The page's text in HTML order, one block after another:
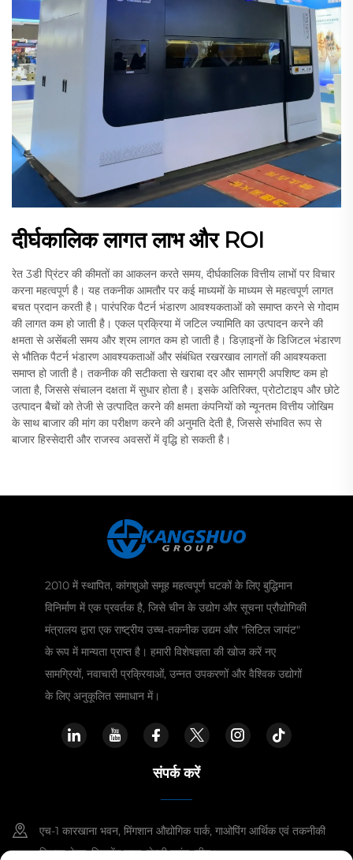
दीर्घकालिक लागत लाभ और ROI
रेत 3डी प्रिंटर की कीमतों का आकलन करते समय, दीर्घकालिक वित्तीय लाभों पर विचार
करना महत्वपूर्ण है। यह तकनीक आमतौर पर कई माध्यमों के माध्यम से महत्वपूर्ण लागत
बचत प्रदान करती है। पारंपरिक पैटर्न भंडारण आवश्यकताओं को समाप्त करने से गोदाम
की लागत कम हो जाती है। एकल प्रक्रिया में जटिल ज्यामिति का उत्पादन करने की
क्षमता से असेंबली समय और श्रम लागत कम हो जाती है। डिज़ाइनों के डिजिटल भंडारण
से भौतिक पैटर्न भंडारण आवश्यकताओं और संबंधित रखरखाव लागतों की आवश्यकता
समाप्त हो जाती है। तकनीक की सटीकता से खराबा दर और सामग्री अपशिष्ट कम हो
जाता है, जिससे संचालन दक्षता में सुधार होता है। इसके अतिरिक्त, प्रोटोटाइप और छोटे
उत्पादन बैचों को तेजी से उत्पादित करने की क्षमता कंपनियों को न्यूनतम वित्तीय जोखिम
के साथ बाजार की मांग का परीक्षण करने की अनुमति देती है, जिससे संभावित रूप से
बाजार हिस्सेदारी और राजस्व अवसरों में वृद्धि हो सकती है।
2010 में स्थापित, कांगशुओ समूह महत्वपूर्ण घटकों के लिए बुद्धिमान
विनिर्माण में एक प्रवर्तक है, जिसे चीन के उद्योग और सूचना प्रौद्योगिकी
मंत्रालय द्वारा एक राष्ट्रीय उच्च-तकनीक उद्यम और "लिटिल जायंट"
के रूप में मान्यता प्राप्त है। हमारी विशेषज्ञता की खोज करें नए
सामग्रियों, नवाचारी प्रक्रियाओं, उन्नत उपकरणों और वैश्विक उद्योगों
के लिए अनुकूलित समाधान में।
संपर्क करें
एच-1 कारखाना भवन, मिंगशान औद्योगिक पार्क, गाओपिंग आर्थिक एवं तकनीकी
विकास क्षेत्र, जिनचेंग शहर, शेन्ज़ी प्रांत, चीन।